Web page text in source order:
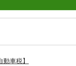
車税】